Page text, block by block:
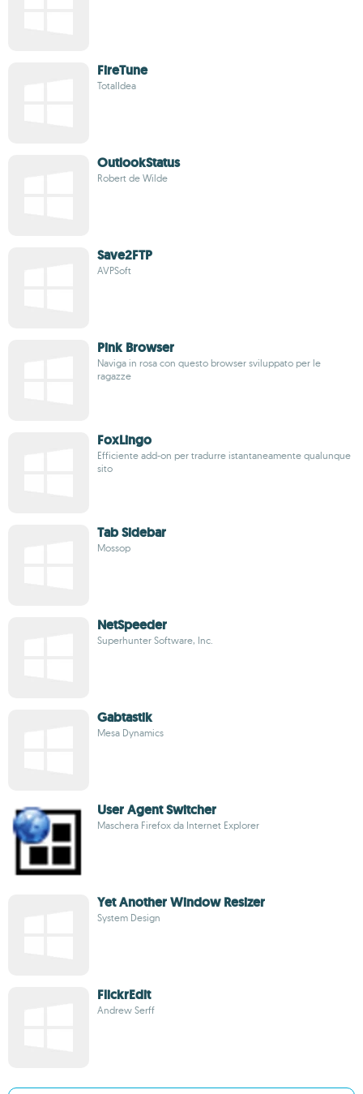
FireTune
TotalIdea
OutlookStatus
Robert de Wilde
Save2FTP
AVPSoft
Pink Browser
Naviga in rosa con questo browser sviluppato per le
ragazze
FoxLingo
Efficiente add-on per tradurre istantaneamente qualunque
sito
Tab Sidebar
Mossop
NetSpeeder
Superhunter Software, Inc.
Gabtastik
Mesa Dynamics
User Agent Switcher
Maschera Firefox da Internet Explorer
Yet Another Window Resizer
System Design
FlickrEdit
Andrew Serff